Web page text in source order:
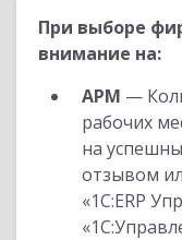
При выборе
внимание на:
АРМ —
рабочих
на
отзывом
«1С:ERP